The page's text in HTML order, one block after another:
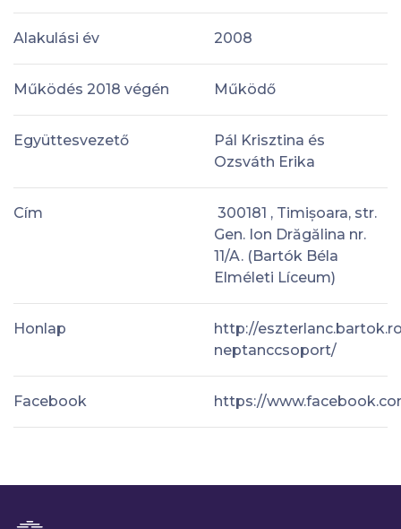
Alakulási év 2008
Működés 2018 végén Működő
Együttesvezető
Pál Krisztina és
Ozsváth Erika
Cím
300181 , Timișoara, str.
Gen. Ion Drăgălina nr.
11/A. (Bartók Béla
Elméleti Líceum)
Honlap
http://
neptanccsoport/
Facebook https://